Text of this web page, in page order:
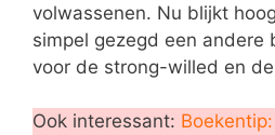
volwassenen. Nu blijkt
simpel gezegd een andere
voor de strong-willed en de
Ook interessant: